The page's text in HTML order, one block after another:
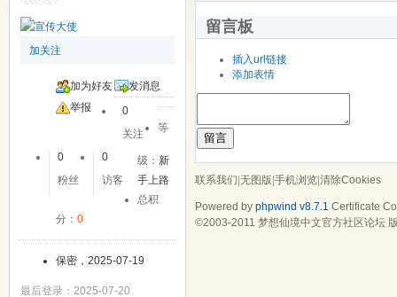
加关注
加为好友
发消息
举报
0
关注
0
粉丝
0
访客
等
级：新
手上路
总积
分： 0
保密，2025-07-19
最后登录：2025-07-20
留言板
插入url链接
添加表情
留言
联系我们|无图版|手机浏览|清除Cookies
Powered by phpwind v8.7.1 Certificate
©2003-2011 梦想仙境中文官方社区论坛